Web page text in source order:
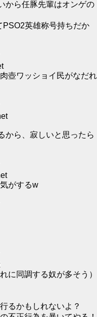
から任豚先輩はオンゲの
英雄称号持ちだか
壺ワッショイ民がなだれ
から、寂しいと思ったら
がするw
に同調する奴が多そう）
るかもしれないよ？